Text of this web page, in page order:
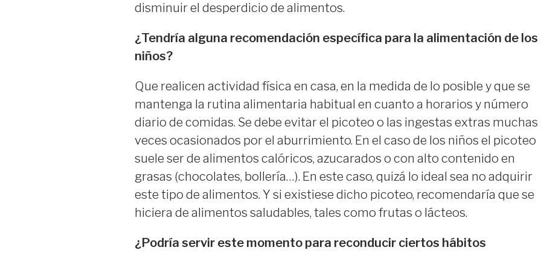
disminuir el desperdicio de alimentos.
¿Tendría alguna recomendación específica para la alimentación de los
niños?
Que realicen actividad física en casa, en la medida de lo posible y que se
mantenga la rutina alimentaria habitual en cuanto a horarios y número
diario de comidas. Se debe evitar el picoteo o las ingestas extras muchas
veces ocasionados por el aburrimiento. En el caso de los niños el picoteo
suele ser de alimentos calóricos, azucarados o con alto contenido en
grasas (chocolates, bollería…). En este caso, quizá lo ideal sea no adquirir
este tipo de alimentos. Y si existiese dicho picoteo, recomendaría que se
hiciera de alimentos saludables, tales como frutas o lácteos.
¿Podría servir este momento para reconducir ciertos hábitos